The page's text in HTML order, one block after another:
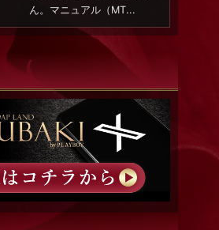
ん。マニュアル（MT...